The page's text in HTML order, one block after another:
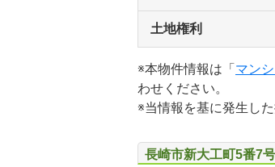
土地権利
※本物件情報は「 マン
わせください。
※当情報を基に発生し
長崎市新大工町5番7